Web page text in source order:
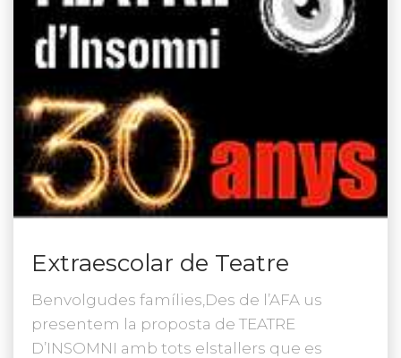
Extraescolar de Teatre
Benvolgudes famílies,Des de l’AFA us
presentem la proposta de TEATRE
D’INSOMNI amb tots elstallers que es